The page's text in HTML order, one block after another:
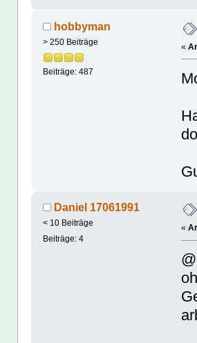
hobbyman
> 250 Beiträge
Beiträge: 487
«
Daniel 17061991
< 10 Beiträge
Beiträge: 4
«